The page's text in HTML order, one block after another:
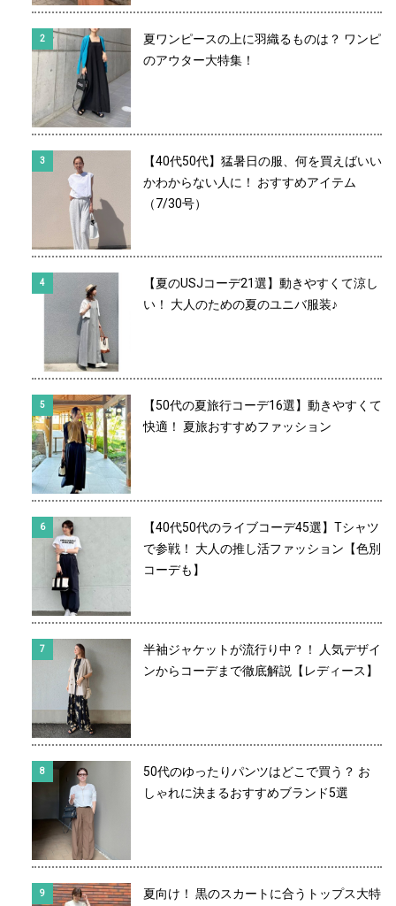
夏ワンピースの上に羽織るものは？ ワンピ
のアウター大特集！
【40代50代】猛暑日の服、何を買えばいい
かわからない人に！ おすすめアイテム
（7/30号）
【夏のUSJコーデ21選】動きやすくて涼し
い！ 大人のための夏のユニバ服装♪
【50代の夏旅行コーデ16選】動きやすくて
快適！ 夏旅おすすめファッション
【40代50代のライブコーデ45選】Tシャツ
で参戦！ 大人の推し活ファッション【色別
コーデも】
半袖ジャケットが流行り中？！ 人気デザイ
ンからコーデまで徹底解説【レディース】
50代のゆったりパンツはどこで買う？ お
しゃれに決まるおすすめブランド5選
夏向け！ 黒のスカートに合うトップス大特